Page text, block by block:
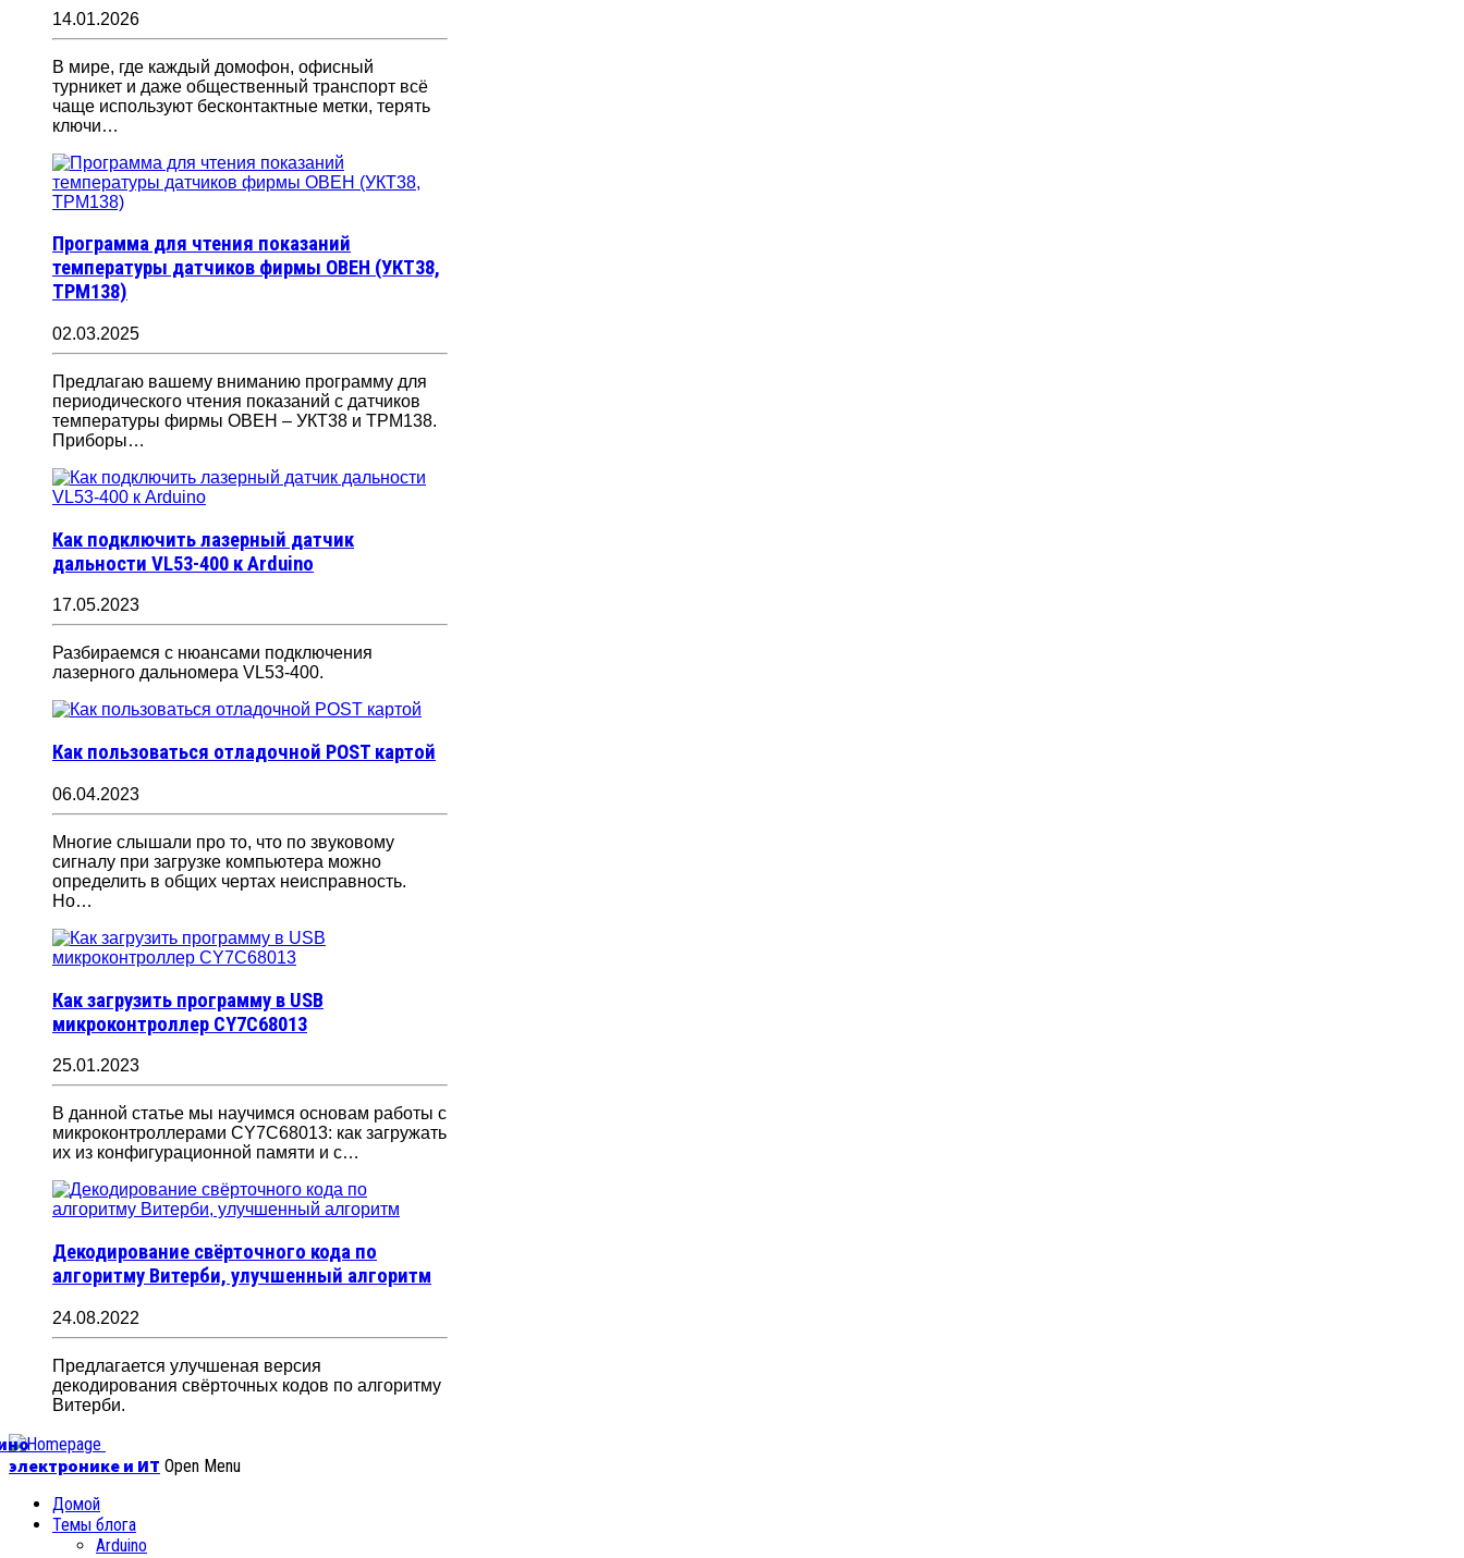
14.01.2026
В мире, где каждый домофон, офисный
турникет и даже общественный транспорт всё
чаще используют бесконтактные метки, терять
ключи…
Программа для чтения показаний
температуры датчиков фирмы ОВЕН (УКТ38,
ТРМ138)
02.03.2025
Предлагаю вашему вниманию программу для
периодического чтения показаний с датчиков
температуры фирмы ОВЕН – УКТ38 и ТРМ138.
Приборы…
Как подключить лазерный датчик
дальности VL53-400 к Arduino
17.05.2023
Разбираемся с нюансами подключения
лазерного дальномера VL53-400.
Как пользоваться отладочной POST картой
06.04.2023
Многие слышали про то, что по звуковому
сигналу при загрузке компьютера можно
определить в общих чертах неисправность.
Но…
Как загрузить программу в USB
микроконтроллер CY7C68013
25.01.2023
В данной статье мы научимся основам работы с
микроконтроллерами CY7C68013: как загружать
их из конфигурационной памяти и с…
Декодирование свёрточного кода по
алгоритму Витерби, улучшенный алгоритм
24.08.2022
Предлагается улучшеная версия
декодирования свёрточных кодов по алгоритму
Витерби.
электронике и ИТ Open Menu
Домой
Темы блога
Arduino